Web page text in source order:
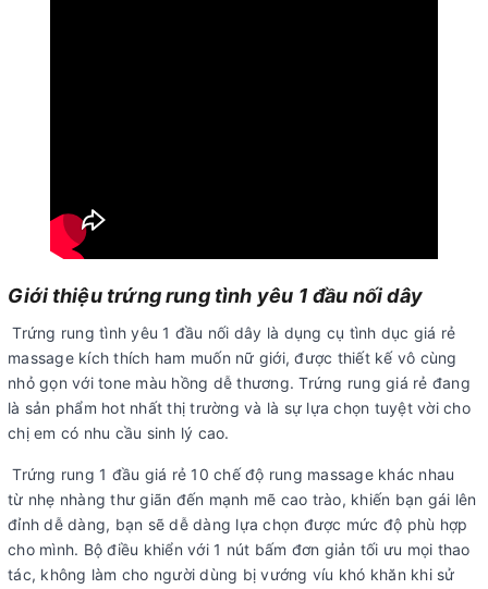
Giới thiệu trứng rung tình yêu 1 đầu nối dây
Trứng rung tình yêu 1 đầu nối dây là dụng cụ tình dục giá rẻ
massage kích thích ham muốn nữ giới, được thiết kế vô cùng
nhỏ gọn với tone màu hồng dễ thương. Trứng rung giá rẻ đang
là sản phẩm hot nhất thị trường và là sự lựa chọn tuyệt vời cho
chị em có nhu cầu sinh lý cao.
Trứng rung 1 đầu giá rẻ 10 chế độ rung massage khác nhau
từ nhẹ nhàng thư giãn đến mạnh mẽ cao trào, khiến bạn gái lên
đỉnh dễ dàng, bạn sẽ dễ dàng lựa chọn được mức độ phù hợp
cho mình. Bộ điều khiển với 1 nút bấm đơn giản tối ưu mọi thao
tác, không làm cho người dùng bị vướng víu khó khăn khi sử